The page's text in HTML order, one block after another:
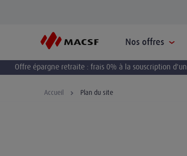
Nos offres
Offre épargne retraite : frais 0% à la souscription
Accueil Plan du site